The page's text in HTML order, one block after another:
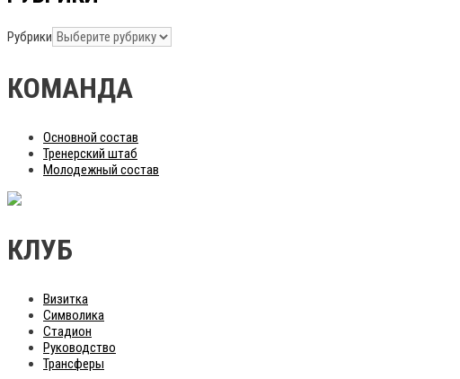
Рубрики
КОМАНДА
Основной состав
Тренерский штаб
Молодежный состав
КЛУБ
Визитка
Символика
Стадион
Руководство
Трансферы